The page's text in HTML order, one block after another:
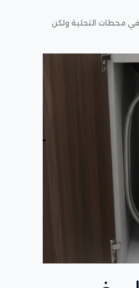
محطات التحلية ولكن